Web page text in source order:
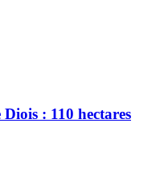
: 110 hectares